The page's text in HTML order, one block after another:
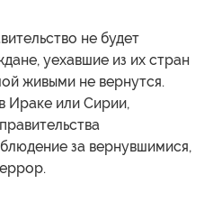
не будет
уехавшие из их стран
живыми не вернутся.
Ираке или Сирии,
за вернувшимися,